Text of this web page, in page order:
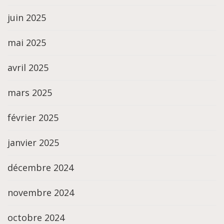
juin 2025
mai 2025
avril 2025
mars 2025
février 2025
janvier 2025
décembre 2024
novembre 2024
octobre 2024